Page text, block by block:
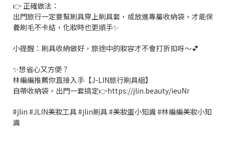
👉 正確做法：
出門旅行一定要幫刷具穿上刷具套，或放進專屬收納袋，才能保
養刷毛不卡結，化妝時也更順手✨
小提醒：刷具收納做好，旅途中的妝容才不會打折扣呀～💕
✨想省心又方便？
林編編推薦你直接入手【J-LIN旅行刷具組】
自帶收納袋，出門一套搞定👉https://jlin.beauty/ieuNr
#jlin #JLIN美妝工具 #jlin刷具 #美妝蛋小知識 #林編編美妝小知
識